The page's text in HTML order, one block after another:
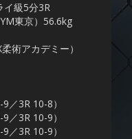
イ級5分3R
東京）56.6kg
術アカデミー）
／3R 10-8）
3R 10-9）
／3R 10-9）